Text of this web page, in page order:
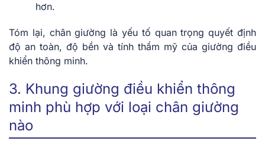
hơn.
Tóm lại, chân giường là yếu tố quan trọng quyết định
độ an toàn, độ bền và tính thẩm mỹ của giường điều
khiển thông minh.
3. Khung giường điều khiển thông
minh phù hợp với loại chân giường
nào